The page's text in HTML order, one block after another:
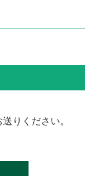
りください。